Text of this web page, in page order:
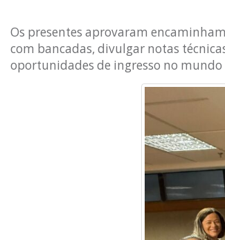
Os presentes aprovaram
com bancadas, divulgar notas
oportunidades de ingresso no